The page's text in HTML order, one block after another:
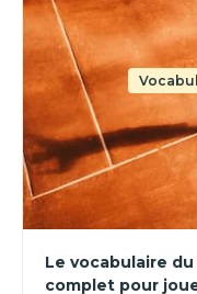
Le vocabulaire
complet pour